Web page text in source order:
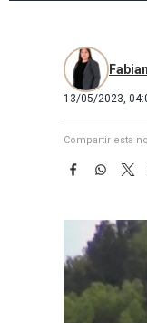
13/05/2023,
Compartir esta
F
e
o
o
k
W
t
s
p
T
w
t
t